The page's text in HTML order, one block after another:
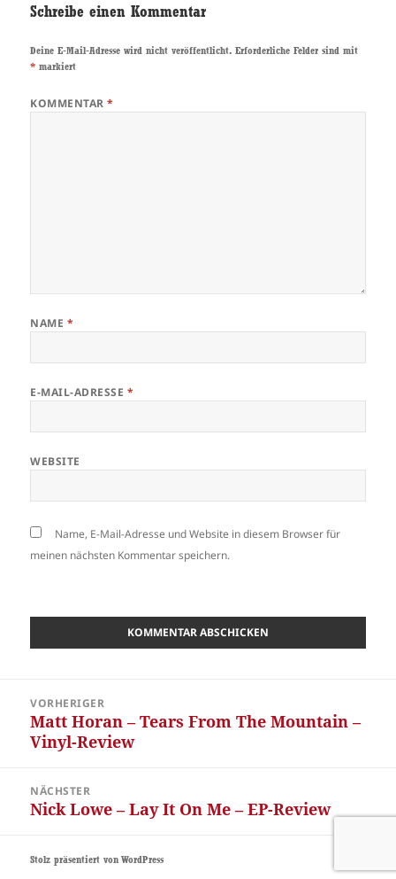
Schreibe einen Kommentar
Deine E-Mail-Adresse wird nicht veröffentlicht. Erforderliche Felder sind mit
* markiert
KOMMENTAR*
NAME *
E-MAIL-ADRESSE *
WEBSITE
Name, E-Mail-Adresse und Website in diesem Browser für
meinen nächsten Kommentar speichern.
VORHERIGER
Vorheriger
Beitrag:
Matt Horan – Tears From The Mountain –
Vinyl-Review
NÄCHSTER
Nächster
Nick Lowe – Lay It On Me – EP-Review
Stolz präsentiert von WordPress